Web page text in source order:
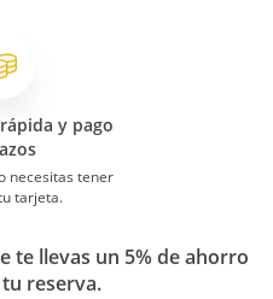
y pago
necesitas tener
tarjeta.
te llevas un 5% de ahorro
reserva.